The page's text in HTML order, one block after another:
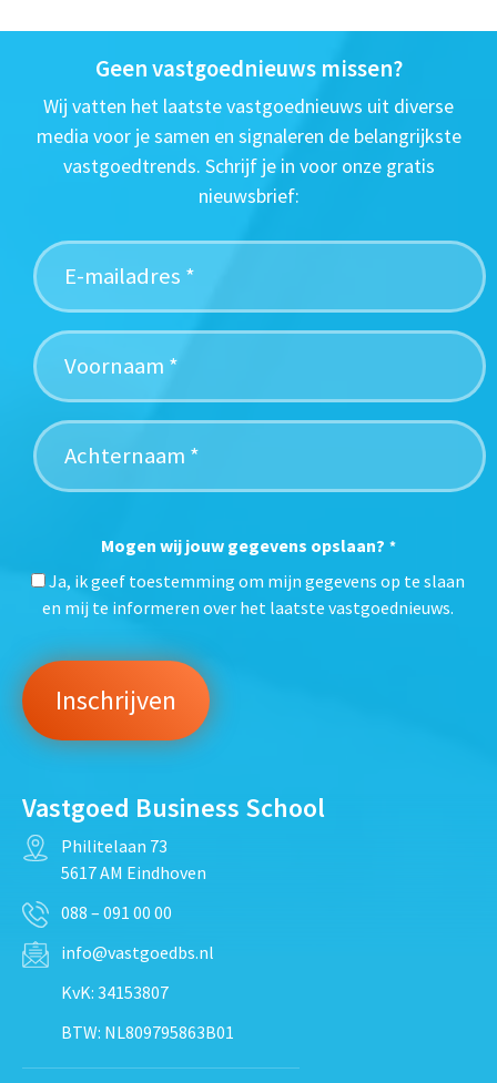
Geen vastgoednieuws missen?
Wij vatten het laatste vastgoednieuws uit diverse
media voor je samen en signaleren de belangrijkste
vastgoedtrends. Schrijf je in voor onze gratis
nieuwsbrief:
Mogen wij jouw gegevens opslaan? *
Ja, ik geef toestemming om mijn gegevens op te slaan
en mij te informeren over het laatste vastgoednieuws.
Vastgoed Business School
Philitelaan 73
5617 AM Eindhoven
088 – 091 00 00
info@vastgoedbs.nl
KvK: 34153807
BTW: NL809795863B01